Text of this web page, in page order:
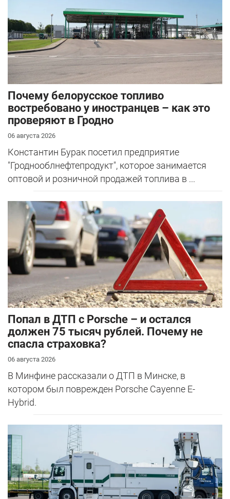
Почему белорусское топливо
востребовано у иностранцев – как это
проверяют в Гродно
06 августа 2026
Константин Бурак посетил предприятие
"Гроднооблнефтепродукт", которое занимается
оптовой и розничной продажей топлива в ...
​Попал в ДТП с Porsche – и остался
должен 75 тысяч рублей. Почему не
спасла страховка?
06 августа 2026
В Минфине рассказали о ДТП в Минске, в
котором был поврежден Porsche Cayenne E-
Hybrid.